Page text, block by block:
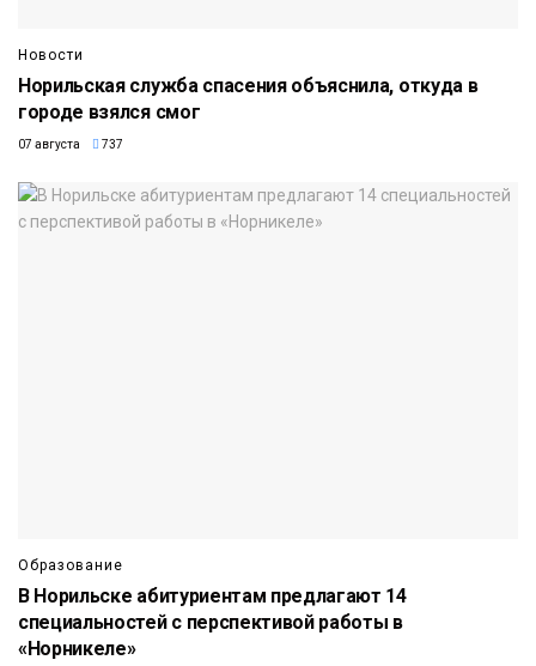
Новости
Норильская служба спасения объяснила, откуда в
городе взялся смог
07 августа 737
Образование
В Норильске абитуриентам предлагают 14
специальностей с перспективой работы в
«Норникеле»